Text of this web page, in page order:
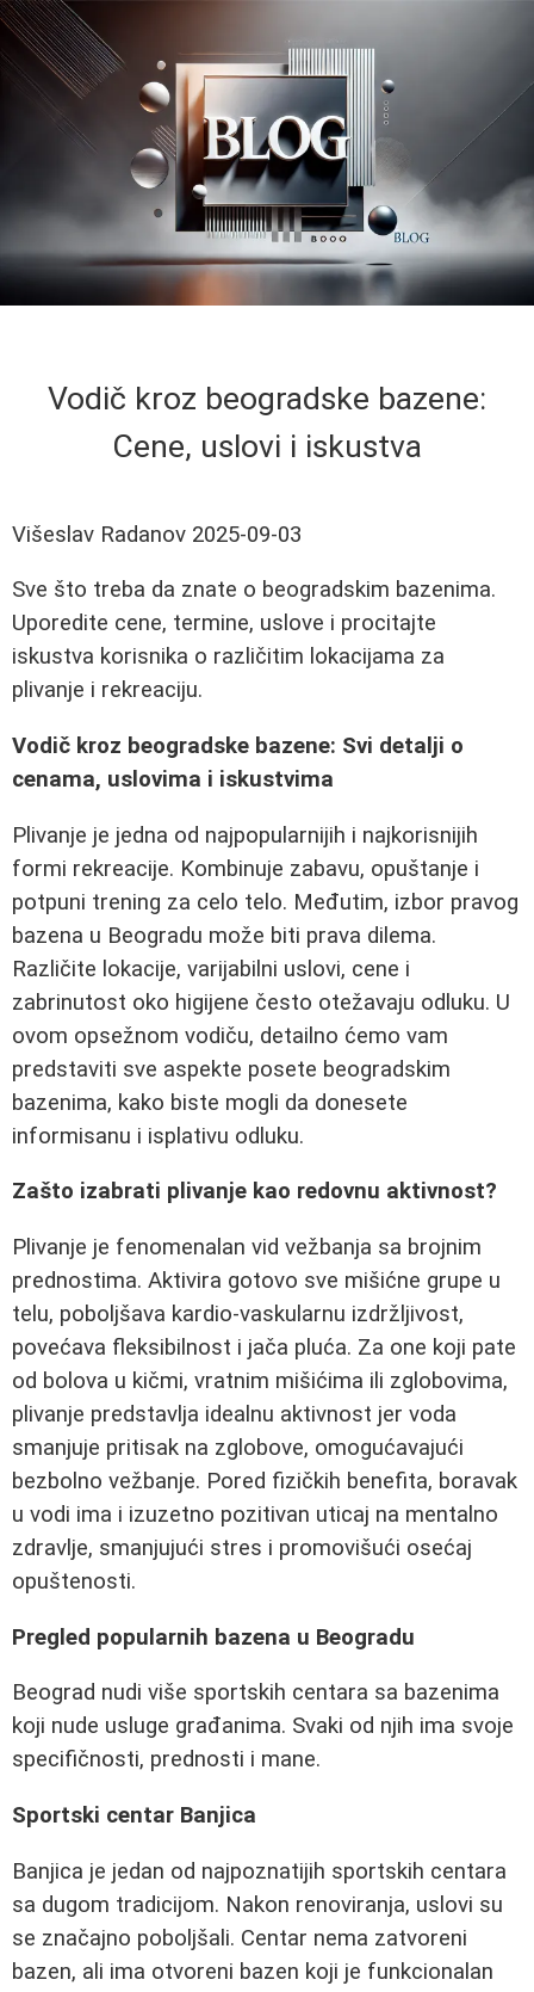
Vodič kroz beogradske bazene:
Cene, uslovi i iskustva
Višeslav Radanov 2025-09-03
Sve što treba da znate o beogradskim bazenima.
Uporedite cene, termine, uslove i procitajte
iskustva korisnika o različitim lokacijama za
plivanje i rekreaciju.
Vodič kroz beogradske bazene: Svi detalji o
cenama, uslovima i iskustvima
Plivanje je jedna od najpopularnijih i najkorisnijih
formi rekreacije. Kombinuje zabavu, opuštanje i
potpuni trening za celo telo. Međutim, izbor pravog
bazena u Beogradu može biti prava dilema.
Različite lokacije, varijabilni uslovi, cene i
zabrinutost oko higijene često otežavaju odluku. U
ovom opsežnom vodiču, detailno ćemo vam
predstaviti sve aspekte posete beogradskim
bazenima, kako biste mogli da donesete
informisanu i isplativu odluku.
Zašto izabrati plivanje kao redovnu aktivnost?
Plivanje je fenomenalan vid vežbanja sa brojnim
prednostima. Aktivira gotovo sve mišićne grupe u
telu, poboljšava kardio-vaskularnu izdržljivost,
povećava fleksibilnost i jača pluća. Za one koji pate
od bolova u kičmi, vratnim mišićima ili zglobovima,
plivanje predstavlja idealnu aktivnost jer voda
smanjuje pritisak na zglobove, omogućavajući
bezbolno vežbanje. Pored fizičkih benefita, boravak
u vodi ima i izuzetno pozitivan uticaj na mentalno
zdravlje, smanjujući stres i promovišući osećaj
opuštenosti.
Pregled popularnih bazena u Beogradu
Beograd nudi više sportskih centara sa bazenima
koji nude usluge građanima. Svaki od njih ima svoje
specifičnosti, prednosti i mane.
Sportski centar Banjica
Banjica je jedan od najpoznatijih sportskih centara
sa dugom tradicijom. Nakon renoviranja, uslovi su
se značajno poboljšali. Centar nema zatvoreni
bazen, ali ima otvoreni bazen koji je funkcionalan